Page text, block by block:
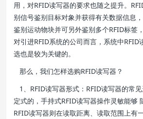
用，对RFID读写器的要求也随之提升。
别信号鉴别目标对象并获得有关数据信息
鉴别运动物块并可另外鉴别多个RFID标签
对引进RFID系统的公司而言，系统中RFID
选也是较为关键的。
那么，我们怎样选购RFID读写器？
1、RFID读写器形式：RFID读写器的常
定式的，手持式RFID读写器操作灵敏能够
RFID读写器则在读取距离、读取范围上有